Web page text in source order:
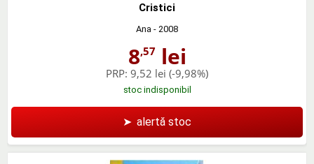
Cristici
Ana - 2008
8,57lei
PRP: 9,52 lei (-9,98%)
stoc indisponibil
➤ alertă stoc